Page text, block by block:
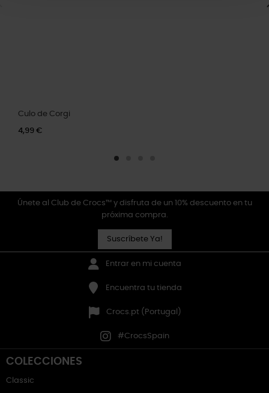
Culo de Corgi
4,99 €
Únete al Club de Crocs™ y disfruta de un 10% descuento en tu
próxima compra.
Suscríbete Ya!
Entrar en mi cuenta
Encuentra tu tienda
Crocs.pt (Portugal)
#CrocsSpain
COLECCIONES
Classic